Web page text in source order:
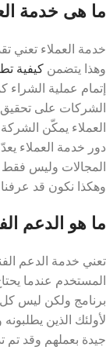
ما هى خدمة
خدمة العملاء تعني
وهذا يتضمن كيفية
إتمام عملية
الشركات على تحقيق
العملاء يمكّن
دور خدمة العملاء
المجالات وليس فقط
وهكذا نكون قد
ما هو الدعم
تعني خدمة الدعم
المستخدم عندما
برنامج ولكن ليس
لأولئك الذين
جيدة بعملهم وقد تم